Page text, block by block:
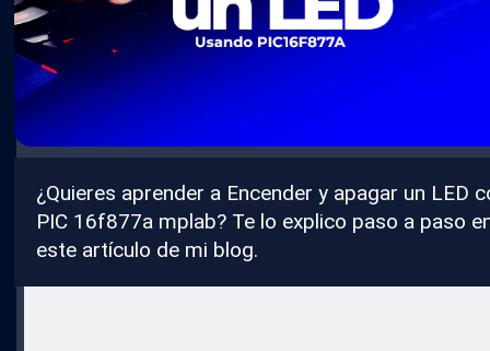
¿Quieres aprender a Encender y apagar un LED
PIC 16f877a mplab? Te lo explico paso a paso
este artículo de mi blog.